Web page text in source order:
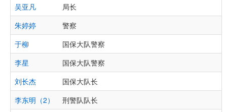
吴亚凡
局长
朱婷婷
警察
于柳
国保大队警察
李星
国保大队警察
刘长杰
国保大队长
李东明（2）
刑警队队长